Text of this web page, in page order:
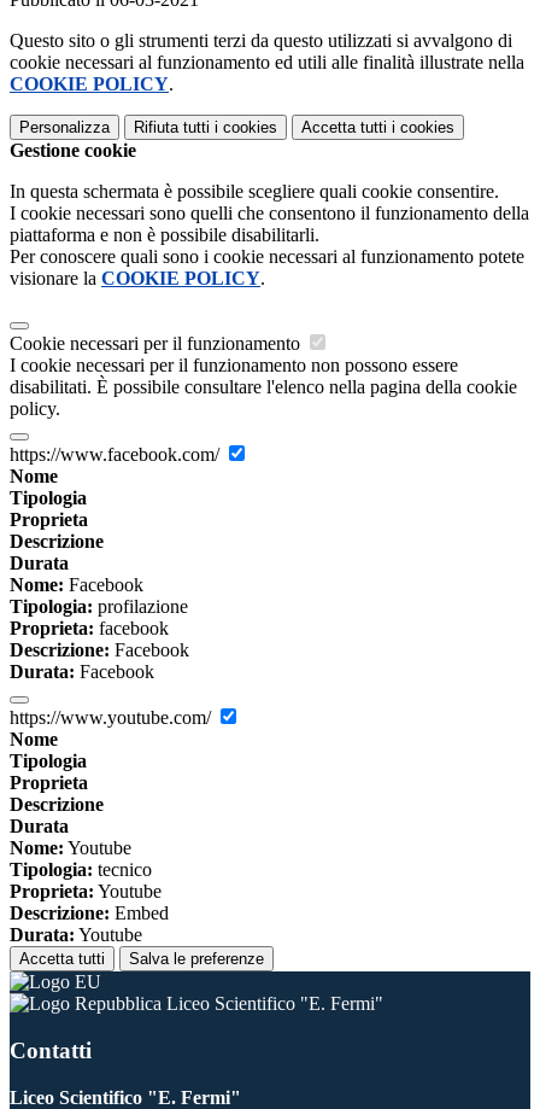
Questo sito o gli strumenti terzi da questo utilizzati si avvalgono di
cookie necessari al funzionamento ed utili alle finalità illustrate nella
COOKIE POLICY.
Personalizza Rifiuta tutti i cookies Accetta tutti i cookies
Gestione cookie
In questa schermata è possibile scegliere quali cookie consentire.
I cookie necessari sono quelli che consentono il funzionamento della
piattaforma e non è possibile disabilitarli.
Per conoscere quali sono i cookie necessari al funzionamento potete
visionare la COOKIE POLICY.
Cookie necessari per il funzionamento
I cookie necessari per il funzionamento non possono essere
disabilitati. È possibile consultare l'elenco nella pagina della cookie
policy.
https://www.facebook.com/
Nome
Tipologia
Proprieta
Descrizione
Durata
Nome: Facebook
Tipologia: profilazione
Proprieta: facebook
Descrizione: Facebook
Durata: Facebook
https://www.youtube.com/
Nome
Tipologia
Proprieta
Descrizione
Durata
Nome: Youtube
Tipologia: tecnico
Proprieta: Youtube
Descrizione: Embed
Durata: Youtube
Accetta tutti Salva le preferenze
Liceo Scientifico "E. Fermi"
Contatti
Liceo Scientifico "E. Fermi"